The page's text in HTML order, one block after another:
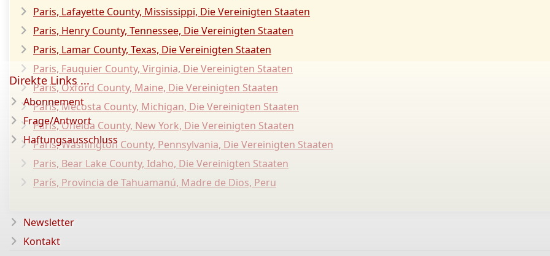
Paris, Lafayette County, Mississippi, Die Vereinigten Staaten
Paris, Henry County, Tennessee, Die Vereinigten Staaten
Paris, Lamar County, Texas, Die Vereinigten Staaten
Paris, Fauquier County, Virginia, Die Vereinigten Staaten
Paris, Oxford County, Maine, Die Vereinigten Staaten
Paris, Mecosta County, Michigan, Die Vereinigten Staaten
Paris, Oneida County, New York, Die Vereinigten Staaten
Paris, Washington County, Pennsylvania, Die Vereinigten Staaten
Paris, Bear Lake County, Idaho, Die Vereinigten Staaten
París, Provincia de Tahuamanú, Madre de Dios, Peru
Direkte Links ...
Abonnement
Frage/Antwort
Haftungsausschluss
Newsletter
Kontakt